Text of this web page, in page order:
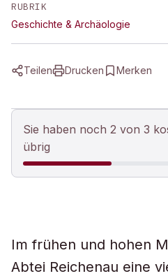
RUBRIK
Geschichte & Archäologie
Teilen Drucken Merken
Sie haben noch 2 von 3
übrig
Im frühen und hohen
Abtei Reichenau eine